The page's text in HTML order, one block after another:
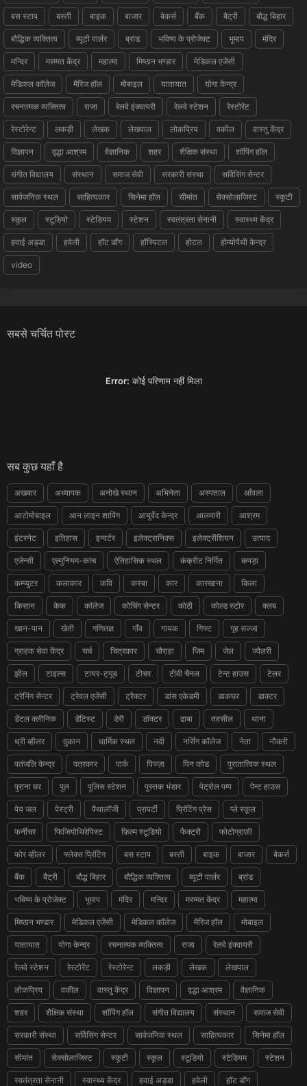
बस स्टाप बस्ती बाइक बाजार बेकर्स बैंक बैट्री बौद्ध बिहार
बौद्धिक व्यक्तित्व ब्यूटी पार्लर ब्रांड भविष्य के प्रोजेक्ट भूमाप मंदिर
मन्दिर मरम्मत केंद्र महात्मा मिष्ठान भण्डार मेडिकल एजेंसी
मेडिकल कॉलेज मैरिज हॉल मोबाइल यातायात योगा केन्द्र
रचनात्मक व्यक्तित्व राजा रेलवे इंक्वायरी रेलवे स्टेशन रेस्टोरेंट
रेस्टोरेन्ट लकड़ी लेखक लेखपाल लोकप्रिय वकील वास्तु केंद्र
विज्ञापन वृद्धा आश्रम वैज्ञानिक शहर शैक्षिक संस्था शॉपिंग हॉल
संगीत विद्यालय संस्थान समाज सेवी सरकारी संस्था सर्विसिंग सेन्टर
सार्वजनिक स्थल साहित्यकार सिनेमा हॉल सीमांत सेक्सोलाजिस्ट स्कूटी
स्कूल स्टूडियो स्टेडियम स्टेशन स्वतंत्रता सेनानी स्वास्थ्य केंद्र
हवाई अड्डा हवेली हॉट डॉग हॉस्पिटल होटल होम्योपैथी केन्द्र
video
सबसे चर्चित पोस्ट
Error: कोई परिणाम नहीं मिला
सब कुछ यहाँ है
अखबार अध्यापक अनोखे स्थान अभिनेता अस्पताल आँवला
आटोमोबाइल आन लाइन शापिंग आयुर्वेद केन्द्र आलमारी आश्रम
इंटरनेट इतिहास इन्वर्टर इलेक्ट्रानिक्स इलेक्ट्रीशियन उत्पाद
एजेन्सी एल्मुनियम-कांच ऐतिहासिक स्थल कंक्रीट निर्मित कपड़ा
कम्प्युटर कलाकार कवि कस्बा कार कारखाना किला
किसान केक कॉलेज कोचिंग सेन्टर कोठी कोल्ड स्टोर क्लब
खान-पान खेती गणितज्ञ गाँव गायक गिफ्ट गृह सज्जा
ग्राहक सेवा केंद्र चर्च चित्रकार चौराहा जिम जेल ज्वैलरी
झील टाइल्स टायर-ट्यूब टीचर टीवी चैनल टेन्ट हाउस टेलर
ट्रेनिंग सेन्टर ट्रेवल एजेंसी ट्रैक्टर डांस एकेडमी डाकघर डाक्टर
डेंटल क्लीनिक डेंटिस्ट डेरी डॉक्टर ढाबा तहसील थाना
थ्री व्हीलर दुकान धार्मिक स्थल नदी नर्सिंग कॉलेज नेता नौकरी
पतंजलि केन्द्र पत्रकार पार्क पिज्ज़ा पिन कोड पुरातात्विक स्थल
पुराना घर पुल पुलिस स्टेशन पुस्तक भंडार पेट्रोल पम्प पेन्ट हाउस
पेय जल पेस्ट्री पैथालॉजी प्रापर्टी प्रिंटिंग प्रेस प्ले स्कूल
फर्नीचर फिजियोथिरेपिस्ट फ़िल्म स्टूडियो फैक्ट्री फोटोग्राफ़ी
फोर व्हीलर फ्लेक्स प्रिंटिंग बस स्टाप बस्ती बाइक बाजार बेकर्स
बैंक बैट्री बौद्ध बिहार बौद्धिक व्यक्तित्व ब्यूटी पार्लर ब्रांड
भविष्य के प्रोजेक्ट भूमाप मंदिर मन्दिर मरम्मत केंद्र महात्मा
मिष्ठान भण्डार मेडिकल एजेंसी मेडिकल कॉलेज मैरिज हॉल मोबाइल
यातायात योगा केन्द्र रचनात्मक व्यक्तित्व राजा रेलवे इंक्वायरी
रेलवे स्टेशन रेस्टोरेंट रेस्टोरेन्ट लकड़ी लेखक लेखपाल
लोकप्रिय वकील वास्तु केंद्र विज्ञापन वृद्धा आश्रम वैज्ञानिक
शहर शैक्षिक संस्था शॉपिंग हॉल संगीत विद्यालय संस्थान समाज सेवी
सरकारी संस्था सर्विसिंग सेन्टर सार्वजनिक स्थल साहित्यकार सिनेमा हॉल
सीमांत सेक्सोलाजिस्ट स्कूटी स्कूल स्टूडियो स्टेडियम स्टेशन
स्वतंत्रता सेनानी स्वास्थ्य केंद्र हवाई अड्डा हवेली हॉट डॉग